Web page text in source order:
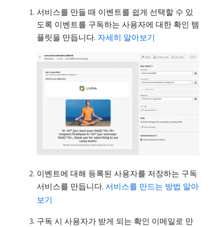
서비스를 만들 때 이벤트를 쉽게 선택할 수 있
도록 이벤트를 구독하는 사용자에 대한 확인 템
플릿을 만듭니다. 자세히 알아보기
이벤트에 대해 등록된 사용자를 저장하는 구독
서비스를 만듭니다. 서비스를 만드는 방법 알아
보기
구독 시 사용자가 받게 되는 확인 이메일로 만